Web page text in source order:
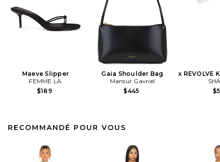
Maeve Slipper
FEMME LA
$189
Gaia Shoulder Bag
Mansur Gavriel
$445
x REVOLVE
RECOMMANDÉ POUR VOUS